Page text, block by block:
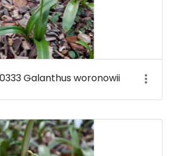
Galanthus woronowii